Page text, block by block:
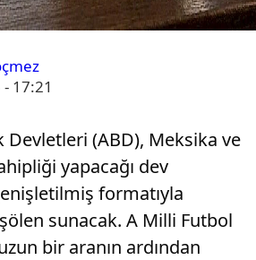
17:21
(ABD), Meksika ve
yapacağı dev
formatıyla
sunacak. A Milli Futbol
uzun bir aranın ardından